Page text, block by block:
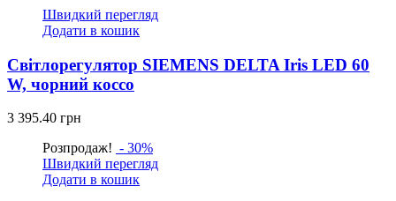
грн.
грн.
Швидкий перегляд
Додати в кошик
Світлорегулятор SIEMENS DELTA Iris LED 60
W, чорний коссо
3 395.40 грн
Розпродаж! - 30%
Швидкий перегляд
Додати в кошик